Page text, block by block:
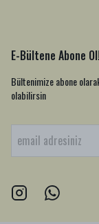
E-Bültene Abone
Bültenimize abone
olabilirsin